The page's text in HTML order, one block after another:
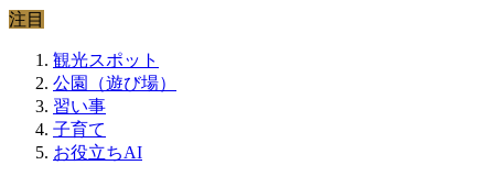
注目
観光スポット
公園（遊び場）
習い事
子育て
お役立ちAI